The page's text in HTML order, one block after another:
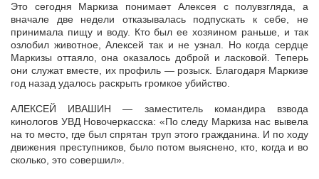
Это сегодня Маркиза понимает Алексея с полувзгляда, а
вначале две недели отказывалась подпускать к себе, не
принимала пищу и воду. Кто был ее хозяином раньше, и так
озлобил животное, Алексей так и не узнал. Но когда сердце
Маркизы оттаяло, она оказалось доброй и ласковой. Теперь
они служат вместе, их профиль — розыск. Благодаря Маркизе
год назад удалось раскрыть громкое убийство.
АЛЕКСЕЙ ИВАШИН — заместитель командира взвода
кинологов УВД Новочеркасска: «По следу Маркиза нас вывела
на то место, где был спрятан труп этого гражданина. И по ходу
движения преступников, было потом выяснено, кто, когда и во
сколько, это совершил».